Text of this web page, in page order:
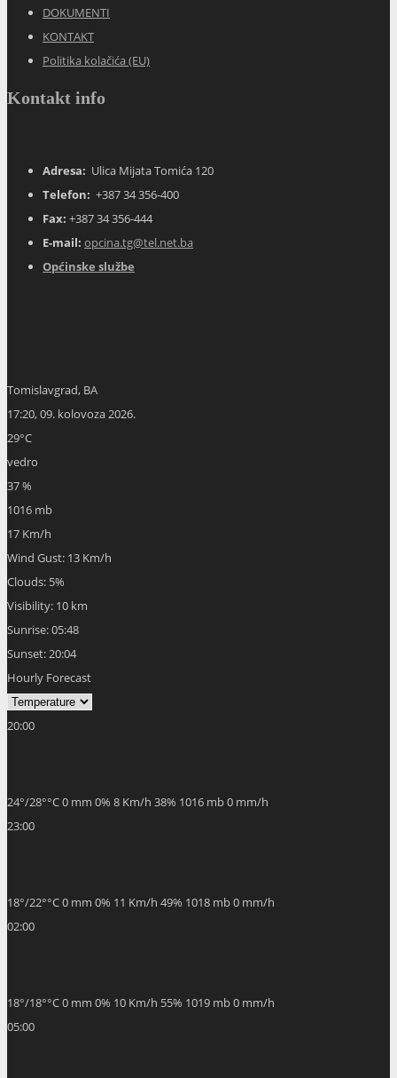
DOKUMENTI
KONTAKT
Politika kolačića (EU)
Kontakt info
Adresa: Ulica Mijata Tomića 120
Telefon: +387 34 356-400
Fax: +387 34 356-444
E-mail: opcina.tg@tel.net.ba
Općinske službe
Tomislavgrad, BA
17:20,09. kolovoza 2026.
29°C
vedro
37 %
1016 mb
17 Km/h
Wind Gust: 13 Km/h
Clouds: 5%
Visibility: 10 km
Sunrise:05:48
Sunset:20:04
Hourly Forecast
20:00
24°/28°°C0 mm 0% 8 Km/h 38% 1016 mb0 mm/h
23:00
18°/22°°C0 mm 0% 11 Km/h 49% 1018 mb0 mm/h
02:00
18°/18°°C0 mm 0% 10 Km/h 55% 1019 mb0 mm/h
05:00